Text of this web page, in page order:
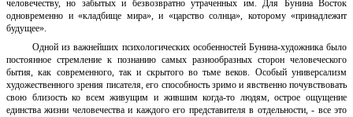
человечеству, но забытых и безвозвратно утраченных им. Для Бунина Восток
одновременно и «кладбище мира», и «царство солнца», которому «принадлежит
будущее».
Одной из важнейших психологических особенностей Бунина-художника было
постоянное стремление к познанию самых разнообразных сторон человеческого
бытия, как современного, так и скрытого во тьме веков. Особый универсализм
художественного зрения писателя, его способность зримо и явственно почувствовать
свою близость ко всем живущим и жившим когда-то людям, острое ощущение
единства жизни человечества и каждого его представителя в отдельности, - все это